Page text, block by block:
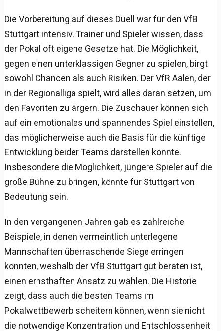
Die Vorbereitung auf dieses Duell war für den VfB
Stuttgart intensiv. Trainer und Spieler wissen, dass
der Pokal oft eigene Gesetze hat. Die Möglichkeit,
gegen einen unterklassigen Gegner zu spielen, birgt
sowohl Chancen als auch Risiken. Der VfR Aalen, der
in der Regionalliga spielt, wird alles daran setzen, um
den Favoriten zu ärgern. Die Zuschauer können sich
auf ein emotionales und spannendes Spiel einstellen,
das möglicherweise auch die Basis für die künftige
Entwicklung beider Teams darstellen könnte.
Insbesondere die Möglichkeit, jüngere Spieler auf die
große Bühne zu bringen, könnte für Stuttgart von
Bedeutung sein.
In den vergangenen Jahren gab es zahlreiche
Beispiele, in denen vermeintlich unterlegene
Mannschaften überraschende Siege erringen
konnten, weshalb der VfB Stuttgart gut beraten ist,
einen ernsthaften Ansatz zu wählen. Die Historie
zeigt, dass auch die besten Teams im
Pokalwettbewerb scheitern können, wenn sie nicht
die notwendige Konzentration und Entschlossenheit